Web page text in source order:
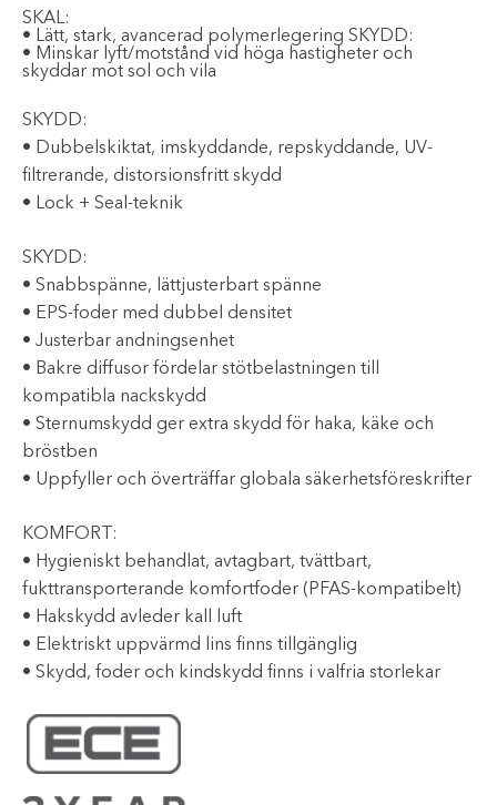
SKAL:
• Lätt, stark, avancerad polymerlegering SKYDD:
• Minskar lyft/motstånd vid höga hastigheter och
skyddar mot sol och vila
SKYDD:
• Dubbelskiktat, imskyddande, repskyddande, UV-
filtrerande, distorsionsfritt skydd
• Lock + Seal-teknik
SKYDD:
• Snabbspänne, lättjusterbart spänne
• EPS-foder med dubbel densitet
• Justerbar andningsenhet
• Bakre diffusor fördelar stötbelastningen till
kompatibla nackskydd
• Sternumskydd ger extra skydd för haka, käke och
bröstben
• Uppfyller och överträffar globala säkerhetsföreskrifter
KOMFORT:
• Hygieniskt behandlat, avtagbart, tvättbart,
fukttransporterande komfortfoder (PFAS-kompatibelt)
• Hakskydd avleder kall luft
• Elektriskt uppvärmd lins finns tillgänglig
• Skydd, foder och kindskydd finns i valfria storlekar